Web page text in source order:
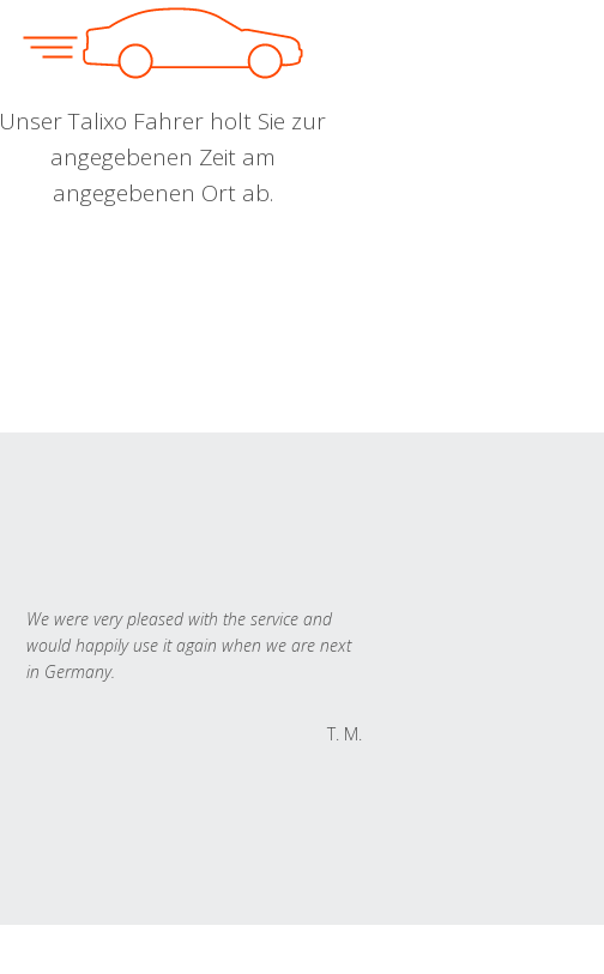
Unser Talixo Fahrer holt Sie zur
angegebenen Zeit am
angegebenen Ort ab.
We were very pleased with the service and
would happily use it again when we are next
in Germany.
T. M.